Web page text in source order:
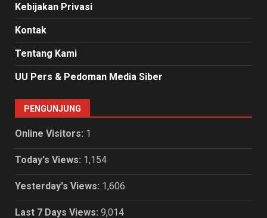
Kebijakan Privasi
Kontak
Tentang Kami
UU Pers & Pedoman Media Siber
PENGUNJUNG
Online Visitors: 1
Today's Views: 1,154
Yesterday's Views: 1,606
Last 7 Days Views: 9,014